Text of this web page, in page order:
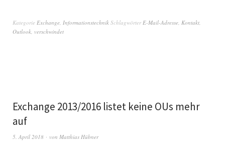
Kategorie Exchange, Informationstechnik SchlagwörterE-Mail-Adresse, Kontakt,
Outlook, verschwindet
Exchange 2013/2016 listet keine OUs mehr
auf
5. April 2018 von Matthias Hübner